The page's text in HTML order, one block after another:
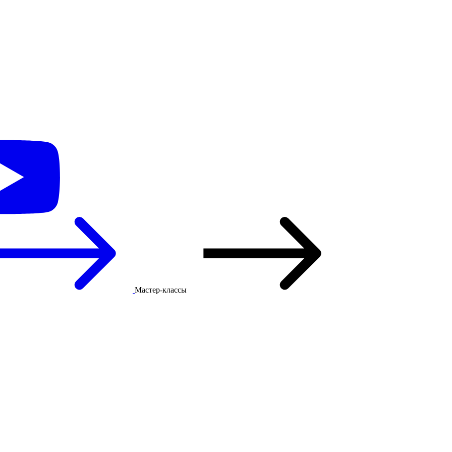
Мастер-классы